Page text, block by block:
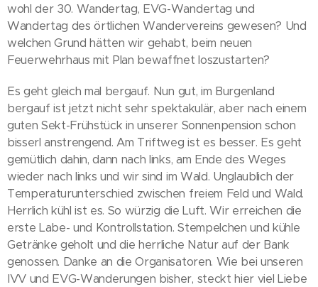
wohl der 30. Wandertag, EVG-Wandertag und
Wandertag des örtlichen Wandervereins gewesen? Und
welchen Grund hätten wir gehabt, beim neuen
Feuerwehrhaus mit Plan bewaffnet loszustarten?
Es geht gleich mal bergauf. Nun gut, im Burgenland
bergauf ist jetzt nicht sehr spektakulär, aber nach einem
guten Sekt-Frühstück in unserer Sonnenpension schon
bisserl anstrengend. Am Triftweg ist es besser. Es geht
gemütlich dahin, dann nach links, am Ende des Weges
wieder nach links und wir sind im Wald. Unglaublich der
Temperaturunterschied zwischen freiem Feld und Wald.
Herrlich kühl ist es. So würzig die Luft. Wir erreichen die
erste Labe- und Kontrollstation. Stempelchen und kühle
Getränke geholt und die herrliche Natur auf der Bank
genossen. Danke an die Organisatoren. Wie bei unseren
IVV und EVG-Wanderungen bisher, steckt hier viel Liebe